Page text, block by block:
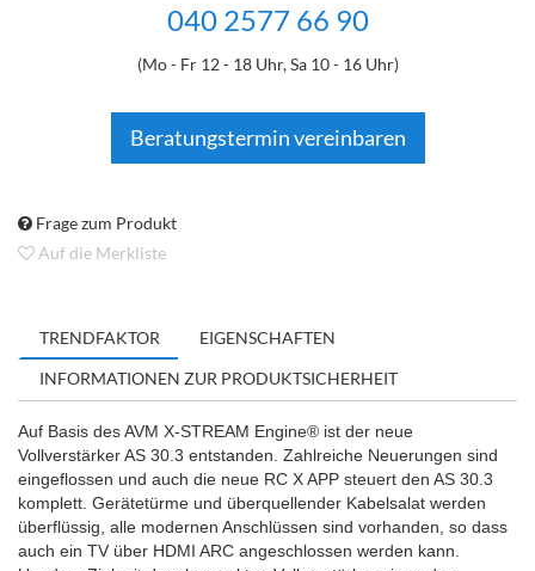
040 2577 66 90
(Mo - Fr 12 - 18 Uhr, Sa 10 - 16 Uhr)
Beratungstermin vereinbaren
Frage zum Produkt
Auf die Merkliste
TRENDFAKTOR
EIGENSCHAFTEN
INFORMATIONEN ZUR PRODUKTSICHERHEIT
Auf Basis des AVM X-STREAM Engine® ist der neue
Vollverstärker AS 30.3 entstanden. Zahlreiche Neuerungen sind
eingeflossen und auch die neue RC X APP steuert den AS 30.3
komplett. Gerätetürme und überquellender Kabelsalat werden
überflüssig, alle modernen Anschlüssen sind vorhanden, so dass
auch ein TV über HDMI ARC angeschlossen werden kann.